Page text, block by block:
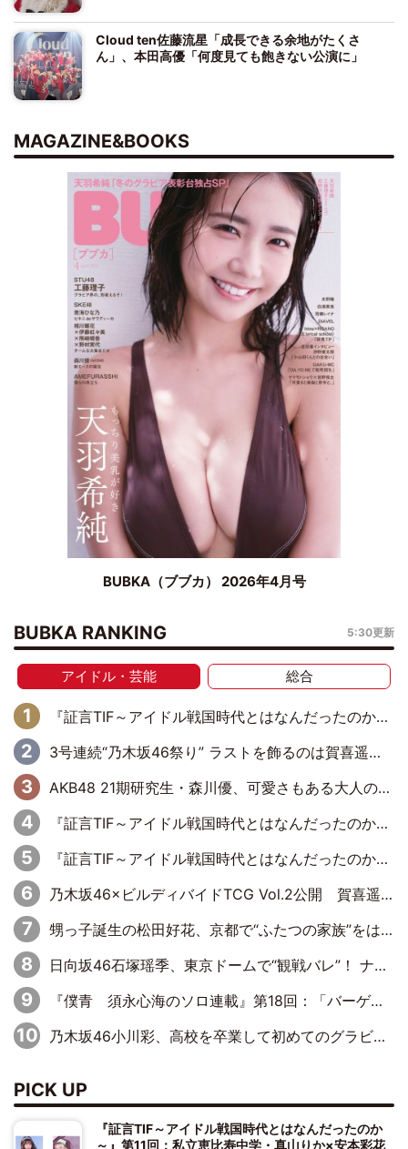
Cloud ten佐藤流星「成長できる余地がたくさ
ん」、本田高優「何度見ても飽きない公演に」
MAGAZINE&BOOKS
BUBKA（ブブカ） 2026年4月号
BUBKA RANKING 5:30更新
アイドル・芸能 総合
『証言TIF～アイドル戦国時代とはなんだったのか～』第6回：でんぱ組.inc・古川未鈴×相沢梨紗「『ハロプロやりたかったな』って言ったら、夢眠ねむさんに『てめえはでんぱ組．incなんだよ！』って肩パンされて(笑)」
3号連続“乃木坂46祭り” ラストを飾るのは賀喜遥香…5年ぶりの登場に「5年分大人になった私を見ていただけたら」
AKB48 21期研究生・森川優、可愛さもある大人の女性に
『証言TIF～アイドル戦国時代とはなんだったのか～』第11回：私立恵比寿中学・真山りか×安本彩花「TIFで10年ぶりのキョンシーメイクをしたら、場を完全に引かせてしまって。時代が変わったんだなって」
『証言TIF～アイドル戦国時代とはなんだったのか～』第10回：さくら学院・武藤彩未×飯田らうら「正直、中3で辞めるというのを信じてなくて。そう言われてはいたけど、嘘でしょって」
乃木坂46×ビルディバイドTCG Vol.2公開 賀喜遥香＆田村真佑が『京まふ』ステージに登壇
甥っ子誕生の松田好花、京都で“ふたつの家族”をはしご！ “母”黒谷友香に見送られ、“父”松岡昌宏とはハシゴ酒
日向坂46石塚瑶季、東京ドームで“観戦バレ”！ ナイツ・塙も認めた「巨人に詳しすぎるアイドル」は元VENUSスクール生で杉内コーチ推し⁉
『僕青 須永心海のソロ連載』第18回：「バーゲンセールハンターみうな inしまむら」編
乃木坂46小川彩、高校を卒業して初めてのグラビア「大人になった感じがしました(笑)」
PICK UP
『証言TIF～アイドル戦国時代とはなんだったのか
～』第11回：私立恵比寿中学・真山りか×安本彩花